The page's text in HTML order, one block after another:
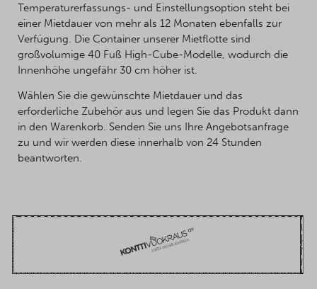
Temperaturerfassungs- und Einstellungsoption steht bei
einer Mietdauer von mehr als 12 Monaten ebenfalls zur
Verfügung. Die Container unserer Mietflotte sind
großvolumige 40 Fuß High-Cube-Modelle, wodurch die
Innenhöhe ungefähr 30 cm höher ist.
Wählen Sie die gewünschte Mietdauer und das
erforderliche Zubehör aus und legen Sie das Produkt dann
in den Warenkorb. Senden Sie uns Ihre Angebotsanfrage
zu und wir werden diese innerhalb von 24 Stunden
beantworten.